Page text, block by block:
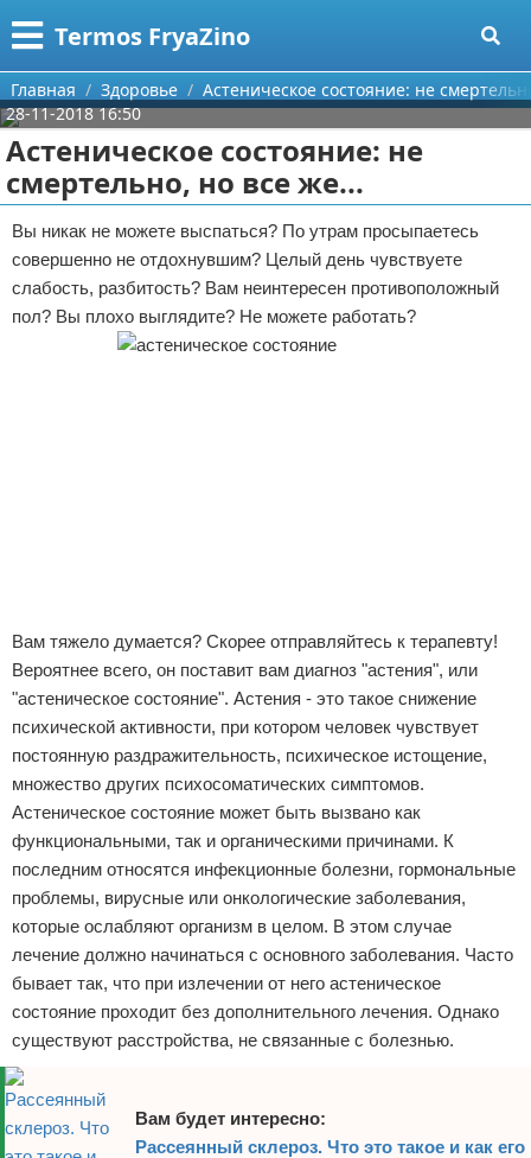
Termos FryaZino
Меню
Главная
Категории
Программирование
Дом и семья
Автомобили
Строительство и ремонт
Поиск
О проекте
Контакты
Сотрудничество
Главная Здоровье
Астеническое состояние: не
28-11-2018 16:50
Астеническое состояние: не
смертельно, но все же...
Вы никак не можете выспаться? По утрам просыпаетесь
совершенно не отдохнувшим? Целый день чувствуете
слабость, разбитость? Вам неинтересен противоположный
пол? Вы плохо выглядите? Не можете работать?
Вам тяжело думается? Скорее отправляйтесь к терапевту!
Вероятнее всего, он поставит вам диагноз "астения", или
"астеническое состояние". Астения - это такое снижение
психической активности, при котором человек чувствует
постоянную раздражительность, психическое истощение,
множество других психосоматических симптомов.
Астеническое состояние может быть вызвано как
функциональными, так и органическими причинами. К
последним относятся инфекционные болезни, гормональные
проблемы, вирусные или онкологические заболевания,
которые ослабляют организм в целом. В этом случае
лечение должно начинаться с основного заболевания. Часто
бывает так, что при излечении от него астеническое
состояние проходит без дополнительного лечения. Однако
существуют расстройства, не связанные с болезнью.
Вам будет интересно:
Рассеянный склероз. Что это такое и как его